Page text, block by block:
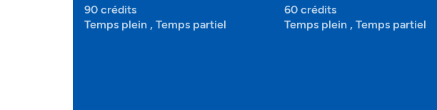
90 crédits
Temps plein , Temps partiel
60 crédits
Temps plein , Temps partiel